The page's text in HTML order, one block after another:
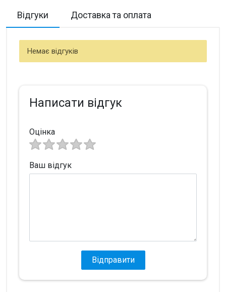
Відгуки Доставка та оплата
Немає відгуків
Написати відгук
Оцінка
Ваш відгук
Відправити